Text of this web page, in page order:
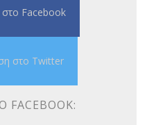
Facebook
στο Twitter